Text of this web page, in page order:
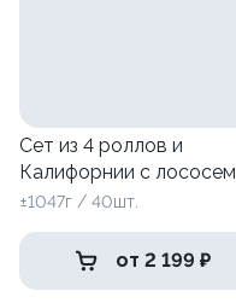
Сет из 4 роллов и
Калифорнии с лососем
±1047г / 40шт.
от 2 199 ₽